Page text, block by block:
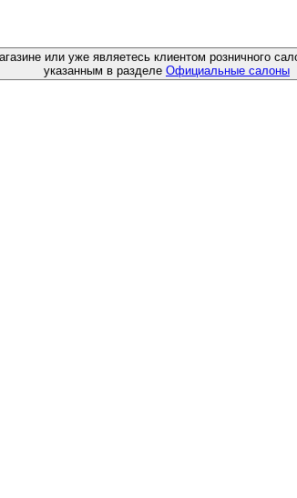
или уже являетесь клиентом розничного
указанным в разделе Официальные салоны